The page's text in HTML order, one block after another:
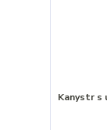
Kanystr s